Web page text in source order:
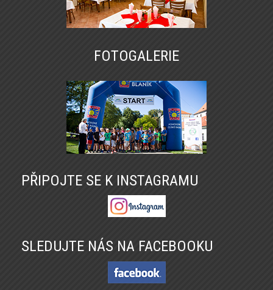
FOTOGALERIE
PŘIPOJTE SE K INSTAGRAMU
SLEDUJTE NÁS NA FACEBOOKU